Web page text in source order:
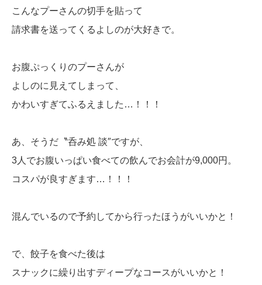
こんなプーさんの切手を貼って
請求書を送ってくるよしのが大好きで。
お腹ぷっくりのプーさんが
よしのに見えてしまって、
かわいすぎてふるえました…！！！
あ、そうだ〝呑み処 談″ですが、
3人でお腹いっぱい食べての飲んでお会計が9,000円。
コスパが良すぎます…！！！
混んでいるので予約してから行ったほうがいいかと！
で、餃子を食べた後は
スナックに繰り出すディープなコースがいいかと！